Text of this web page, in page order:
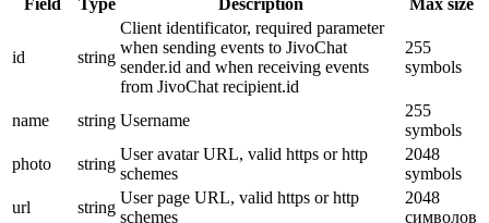
id string
Client identificator, required parameter
when sending events to JivoChat
sender.id and when receiving events
from JivoChat recipient.id
255
symbols
name string Username
255
symbols
photo
string
User avatar URL, valid https or http
schemes
2048
symbols
url
string
User page URL, valid https or http
schemes
2048
символов